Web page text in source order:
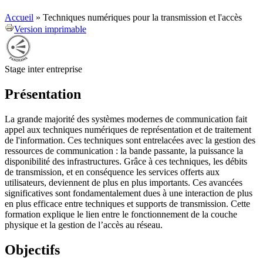
Accueil » Techniques numériques pour la transmission et l'accès
Version imprimable
Stage inter entreprise
Présentation
La grande majorité des systèmes modernes de communication fait
appel aux techniques numériques de représentation et de traitement
de l'information. Ces techniques sont entrelacées avec la gestion des
ressources de communication : la bande passante, la puissance la
disponibilité des infrastructures. Grâce à ces techniques, les débits
de transmission, et en conséquence les services offerts aux
utilisateurs, deviennent de plus en plus importants. Ces avancées
significatives sont fondamentalement dues à une interaction de plus
en plus efficace entre techniques et supports de transmission. Cette
formation explique le lien entre le fonctionnement de la couche
physique et la gestion de l’accès au réseau.
Objectifs